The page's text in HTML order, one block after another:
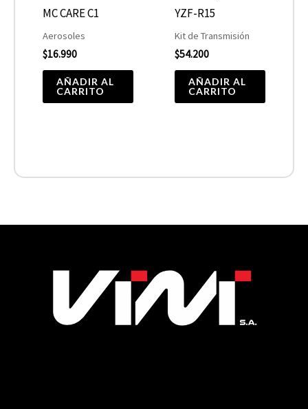
MC CARE C1
Aerosoles
$16.990
AÑADIR AL
CARRITO
YZF-R15
Kit de Transmisión
$54.200
AÑADIR AL
CARRITO